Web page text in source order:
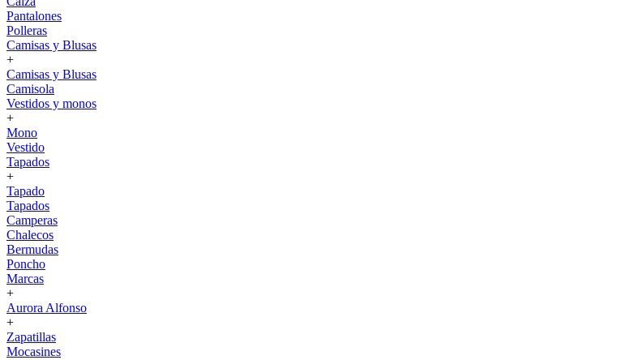
Pantalones
Polleras
Camisas y Blusas
+
Camisas y Blusas
Camisola
Vestidos y monos
+
Mono
Vestido
Tapados
+
Tapado
Tapados
Camperas
Chalecos
Bermudas
Poncho
Marcas
+
Aurora Alfonso
+
Zapatillas
Mocasines